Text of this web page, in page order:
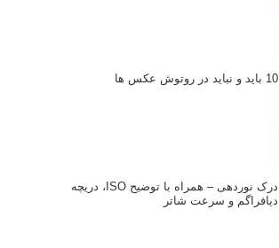
10 باید و نباید در روتوش عکس ها
درک نوردهی – همراه با توضیح ISO، دریچه
دیافراگم و سرعت شاتر